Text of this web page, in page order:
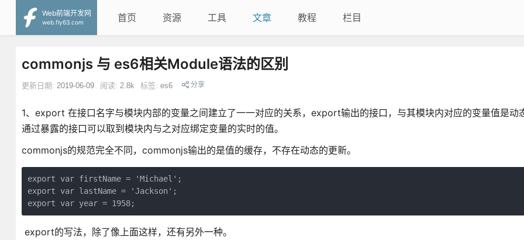
Web前端开发网
web.fly63.com
首页 资源 工具 文章 教程 栏目
commonjs 与 es6相关Module语法的区别
更新日期: 2019-06-09 阅读: 2.8k 标签: es6 分享
1、export 在接口名字与模块内部的变量之间建立了一一对应的关系，export输出的接口，与其模块内对应的变量值是动
通过暴露的接口可以取到模块内与之对应绑定变量的实时的值。
commonjs的规范完全不同，commonjs输出的是值的缓存，不存在动态的更新。
export var firstName = 'Michael';
export var lastName = 'Jackson';
export var year = 1958;
export的写法，除了像上面这样，还有另外一种。